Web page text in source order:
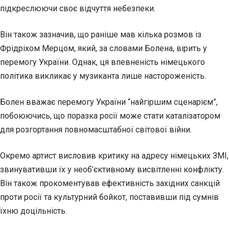
підкреслюючи своє відчуття небезпеки.
Він також зазначив, що раніше мав кілька розмов із
Фрідріхом Мерцом, який, за словами Болена, вірить у
перемогу України. Однак, ця впевненість німецького
політика викликає у музиканта лише настороженість.
Болен вважає перемогу України “найгіршим сценарієм”,
побоюючись, що поразка росії може стати каталізатором
для розгортання повномасштабної світової війни.
Окремо артист висловив критику на адресу німецьких ЗМІ,
звинувативши їх у необ’єктивному висвітленні конфлікту.
Він також прокоментував ефективність західних санкцій
проти росії та культурний бойкот, поставивши під сумнів
їхню доцільність.